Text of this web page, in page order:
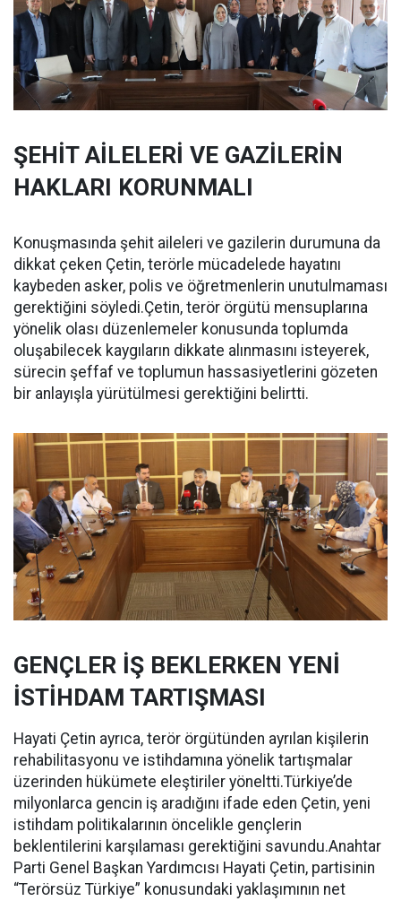
ŞEHİT AİLELERİ VE GAZİLERİN
HAKLARI KORUNMALI
Konuşmasında şehit aileleri ve gazilerin durumuna da
dikkat çeken Çetin, terörle mücadelede hayatını
kaybeden asker, polis ve öğretmenlerin unutulmaması
gerektiğini söyledi.Çetin, terör örgütü mensuplarına
yönelik olası düzenlemeler konusunda toplumda
oluşabilecek kaygıların dikkate alınmasını isteyerek,
sürecin şeffaf ve toplumun hassasiyetlerini gözeten
bir anlayışla yürütülmesi gerektiğini belirtti.
GENÇLER İŞ BEKLERKEN YENİ
İSTİHDAM TARTIŞMASI
Hayati Çetin ayrıca, terör örgütünden ayrılan kişilerin
rehabilitasyonu ve istihdamına yönelik tartışmalar
üzerinden hükümete eleştiriler yöneltti.Türkiye’de
milyonlarca gencin iş aradığını ifade eden Çetin, yeni
istihdam politikalarının öncelikle gençlerin
beklentilerini karşılaması gerektiğini savundu.Anahtar
Parti Genel Başkan Yardımcısı Hayati Çetin, partisinin
“Terörsüz Türkiye” konusundaki yaklaşımının net